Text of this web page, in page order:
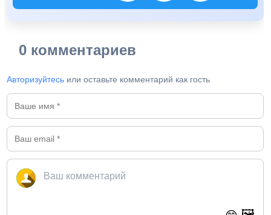
0 комментариев
Авторизуйтесь или оставьте комментарий как гость